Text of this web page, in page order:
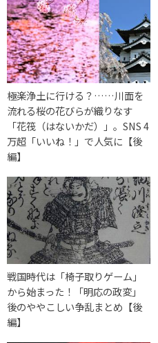
極楽浄土に行ける？……川面を
流れる桜の花びらが織りなす
「花筏（はないかだ）」。SNS 4
万超「いいね！」で人気に【後
編】
戦国時代は「椅子取りゲーム」
から始まった！「明応の政変」
後のややこしい争乱まとめ【後
編】